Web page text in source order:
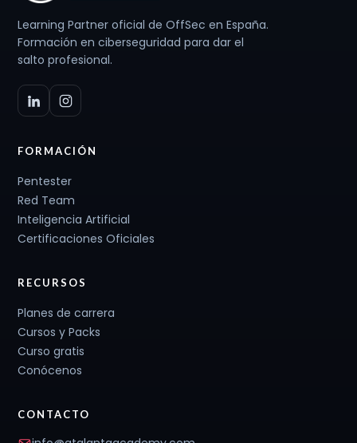
Learning Partner oficial de OffSec en España.
Formación en ciberseguridad para dar el
salto profesional.
FORMACIÓN
Pentester
Red Team
Inteligencia Artificial
Certificaciones Oficiales
RECURSOS
Planes de carrera
Cursos y Packs
Curso gratis
Conócenos
CONTACTO